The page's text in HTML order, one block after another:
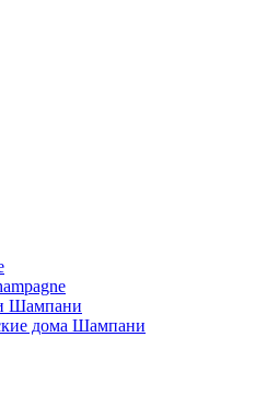
Шампани
дома Шампани